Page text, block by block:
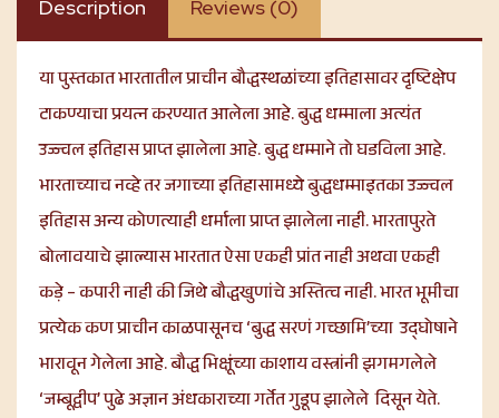
Description Reviews (0)
या पुस्तकात भारतातील प्राचीन बौद्धस्थळांच्या इतिहासावर दृष्टिक्षेप
टाकण्याचा प्रयत्न करण्यात आलेला आहे. बुद्ध धम्माला अत्यंत
उज्ज्वल इतिहास प्राप्त झालेला आहे. बुद्ध धम्माने तो घडविला आहे.
भारताच्याच नव्हे तर जगाच्या इतिहासामध्ये बुद्धधम्माइतका उज्ज्वल
इतिहास अन्य कोणत्याही धर्माला प्राप्त झालेला नाही. भारतापुरते
बोलावयाचे झाल्यास भारतात ऐसा एकही प्रांत नाही अथवा एकही
कड़े – कपारी नाही की जिथे बौद्धखुणांचे अस्तित्व नाही. भारत भूमीचा
प्रत्येक कण प्राचीन काळपासूनच ‘बुद्ध सरणं गच्छामि’च्या उद्घोषाने
भारावून गेलेला आहे. बौद्ध भिक्षूंच्या काशाय वस्त्रांनी झगमगलेले
‘जम्बूद्वीप’ पुढे अज्ञान अंधकाराच्या गर्तेत गुडूप झालेले दिसून येते.